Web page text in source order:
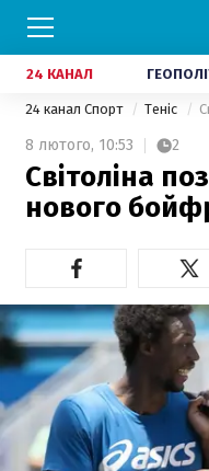
24 КАНАЛ
24 канал Спорт Теніс
8 лютого, 10:53 2
Світоліна
нового